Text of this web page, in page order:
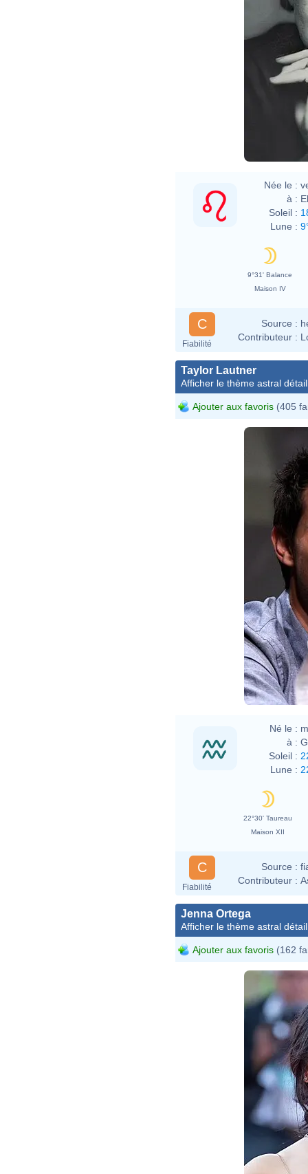
Née le :
à :
Soleil :
Lune :
9°31' Balance
Maison IV
C
Fiabilité
Source :
Contributeur :
Taylor Lautner
Afficher le thème astral
Ajouter aux favoris (405
Né le :
à :
Soleil :
Lune :
22°30' Taureau
Maison XII
C
Fiabilité
Source :
Contributeur :
Jenna Ortega
Afficher le thème astral
Ajouter aux favoris (162